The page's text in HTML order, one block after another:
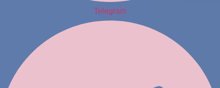
Telegram